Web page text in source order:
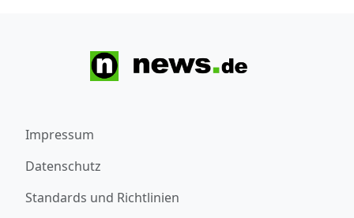
Impressum
Datenschutz
Standards und Richtlinien